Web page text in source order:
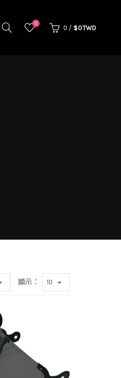
0
0 / $0TWD
顯示：
$800TWD